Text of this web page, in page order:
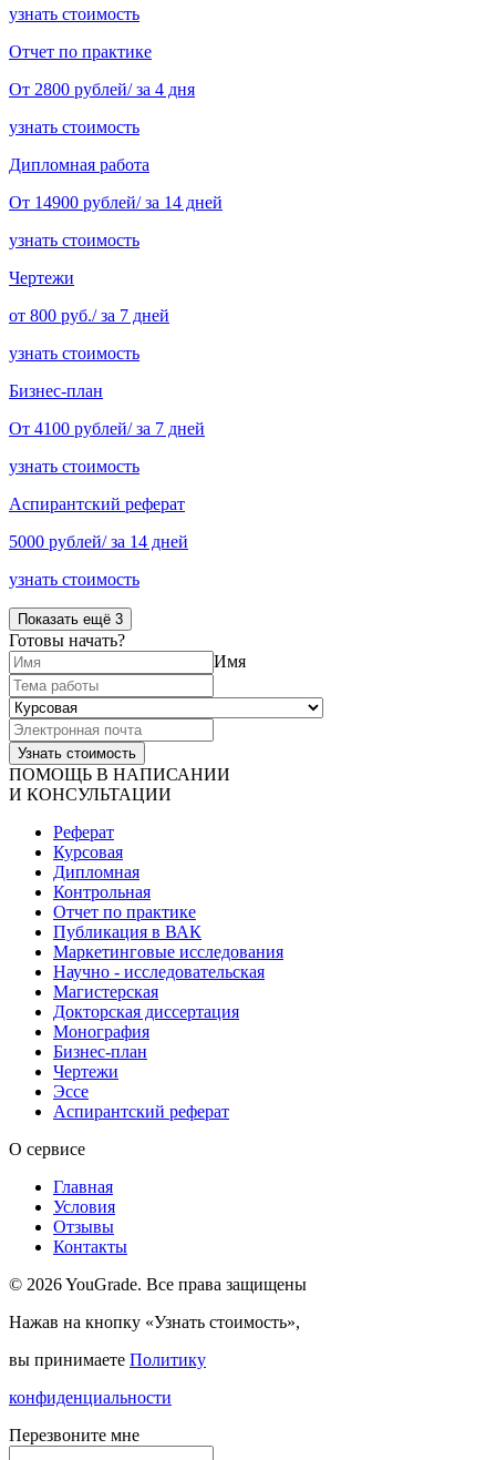
узнать стоимость
Отчет по практике
От 2800 рублей/ за 4 дня
узнать стоимость
Дипломная работа
От 14900 рублей/ за 14 дней
узнать стоимость
Чертежи
от 800 руб./ за 7 дней
узнать стоимость
Бизнес-план
От 4100 рублей/ за 7 дней
узнать стоимость
Аспирантский реферат
5000 рублей/ за 14 дней
узнать стоимость
Показать ещё 3
Готовы начать?
Имя
ПОМОЩЬ В НАПИСАНИИ
И КОНСУЛЬТАЦИИ
Реферат
Курсовая
Дипломная
Контрольная
Отчет по практике
Публикация в ВАК
Маркетинговые исследования
Научно - исследовательская
Магистерская
Докторская диссертация
Монография
Бизнес-план
Чертежи
Эссе
Аспирантский реферат
О сервисе
Главная
Условия
Отзывы
Контакты
© 2026 YouGrade. Все права защищены
Нажав на кнопку «Узнать стоимость»,
вы принимаете Политику
конфиденциальности
Перезвоните мне